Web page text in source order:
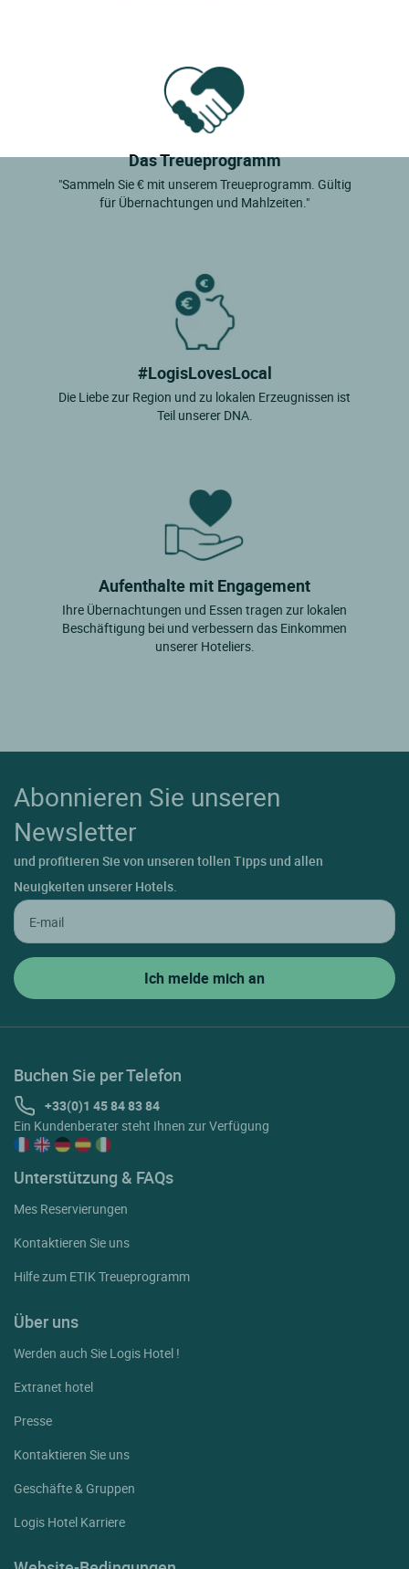
Das Treueprogramm
"Sammeln Sie € mit unserem Treueprogramm. Gültig
für Übernachtungen und Mahlzeiten."
#LogisLovesLocal
Die Liebe zur Region und zu lokalen Erzeugnissen ist
Teil unserer DNA.
Aufenthalte mit Engagement
Ihre Übernachtungen und Essen tragen zur lokalen
Beschäftigung bei und verbessern das Einkommen
unserer Hoteliers.
Abonnieren Sie unseren
Newsletter
und profitieren Sie von unseren tollen Tipps und allen
Neuigkeiten unserer Hotels.
Buchen Sie per Telefon
+33(0)1 45 84 83 84
Ein Kundenberater steht Ihnen zur Verfügung
Unterstützung & FAQs
Mes Reservierungen
Kontaktieren Sie uns
Hilfe zum ETIK Treueprogramm
Über uns
Werden auch Sie Logis Hotel !
Extranet hotel
Presse
Kontaktieren Sie uns
Geschäfte & Gruppen
Logis Hotel Karriere